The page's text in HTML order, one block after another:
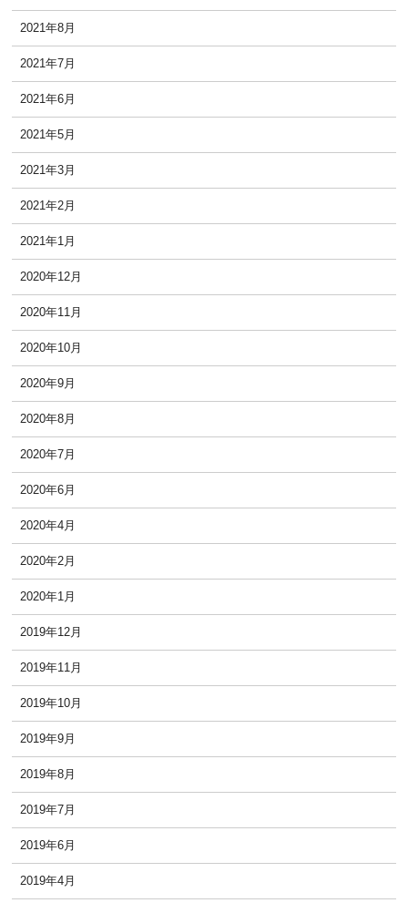
2021年8月
2021年7月
2021年6月
2021年5月
2021年3月
2021年2月
2021年1月
2020年12月
2020年11月
2020年10月
2020年9月
2020年8月
2020年7月
2020年6月
2020年4月
2020年2月
2020年1月
2019年12月
2019年11月
2019年10月
2019年9月
2019年8月
2019年7月
2019年6月
2019年4月